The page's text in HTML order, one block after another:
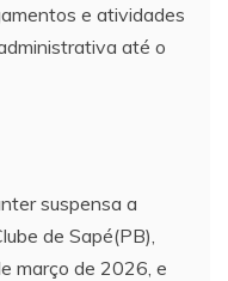
e atividades
até o
suspensa a
de Sapé(PB),
março de 2026, e